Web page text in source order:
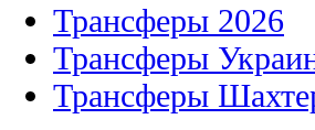
Трансферы 2026
Трансферы
Трансферы